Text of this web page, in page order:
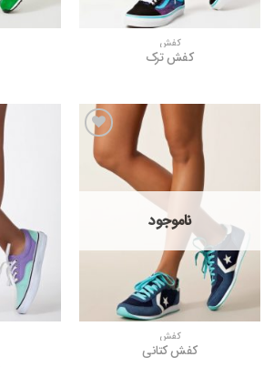
کفش
کفش ترک
افزودن
به
مندی
ناموجود
کفش
کفش کتانی